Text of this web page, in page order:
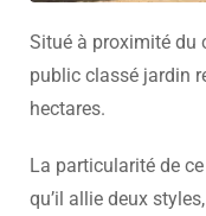
Situé à proximité du
public classé jardin
hectares.
La particularité de
qu’il allie deux